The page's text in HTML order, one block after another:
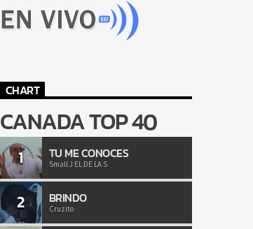
CHART
CANADA TOP 40
1 TU ME CONOCES
Small J EL DE LA S
2 BRINDO
Cruzito